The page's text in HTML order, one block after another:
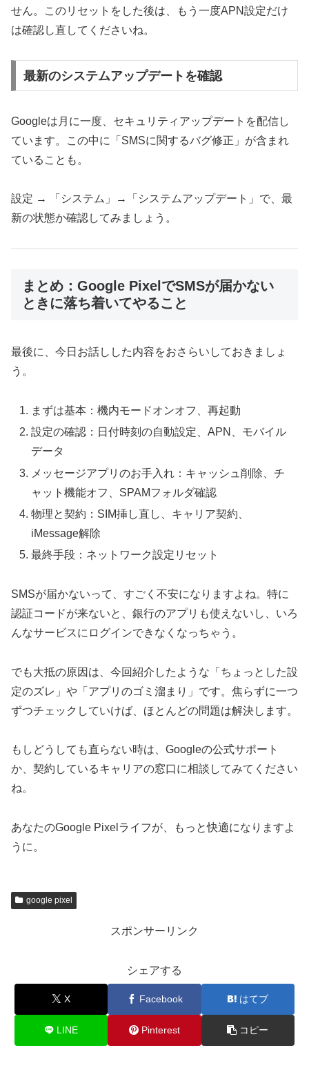
せん。このリセットをした後は、もう一度APN設定だけ
は確認し直してくださいね。
最新のシステムアップデートを確認
Googleは月に一度、セキュリティアップデートを配信し
ています。この中に「SMSに関するバグ修正」が含まれ
ていることも。
設定 → 「システム」→「システムアップデート」で、最
新の状態か確認してみましょう。
まとめ：Google PixelでSMSが届かない
ときに落ち着いてやること
最後に、今日お話しした内容をおさらいしておきましょ
う。
まずは基本：機内モードオンオフ、再起動
設定の確認：日付時刻の自動設定、APN、モバイル
データ
メッセージアプリのお手入れ：キャッシュ削除、チ
ャット機能オフ、SPAMフォルダ確認
物理と契約：SIM挿し直し、キャリア契約、
iMessage解除
最終手段：ネットワーク設定リセット
SMSが届かないって、すごく不安になりますよね。特に
認証コードが来ないと、銀行のアプリも使えないし、いろ
んなサービスにログインできなくなっちゃう。
でも大抵の原因は、今回紹介したような「ちょっとした設
定のズレ」や「アプリのゴミ溜まり」です。焦らずに一つ
ずつチェックしていけば、ほとんどの問題は解決します。
もしどうしても直らない時は、Googleの公式サポート
か、契約しているキャリアの窓口に相談してみてください
ね。
あなたのGoogle Pixelライフが、もっと快適になりますよ
うに。
google pixel
スポンサーリンク
シェアする
X Facebook はてブ
LINE Pinterest コピー